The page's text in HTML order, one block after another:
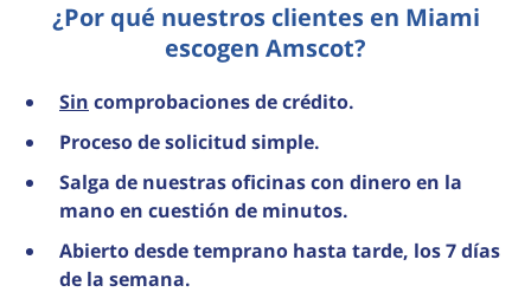
¿Por qué nuestros clientes en Miami
escogen Amscot?
Sin comprobaciones de crédito.
Proceso de solicitud simple.
Salga de nuestras oficinas con dinero en la
mano en cuestión de minutos.
Abierto desde temprano hasta tarde, los 7 días
de la semana.